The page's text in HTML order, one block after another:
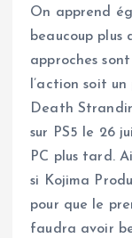
On apprend
beaucoup plus
approches
l’action soit un
Death
sur PS5 le 26
PC plus tard.
si Kojima
pour que le
faudra avoir